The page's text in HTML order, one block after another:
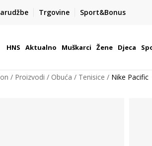
Trgovine Sport&Bonus
BOX NOW
1,50 €
| Više od 800 paketomata u
HNS Aktualno Muškarci Žene Djeca
Proizvodi Obuća Tenisice Nike Pacific